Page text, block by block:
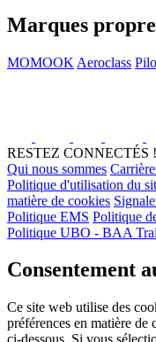
Marques
MOMOOK Aeroclass
RESTEZ CONNECTÉS !
Qui nous sommes
Politique d'utilisation du
matière de cookies
Politique EMS Politique
Politique UBO - BAA
Consentement
Ce site web utilise des
préférences en matière de